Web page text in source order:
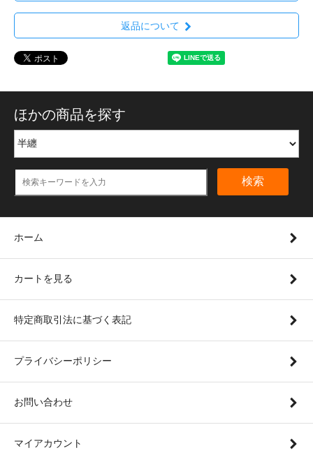
返品について
ほかの商品を探す
検索
ホーム
カートを見る
特定商取引法に基づく表記
プライバシーポリシー
お問い合わせ
マイアカウント